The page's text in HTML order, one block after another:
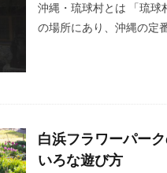
沖縄・琉球村とは 「琉球
の場所にあり、沖縄の定
白浜フラワーパー
いろな遊び方